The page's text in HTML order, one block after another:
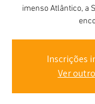
imenso Atlântico, a
Inscrições
Ver